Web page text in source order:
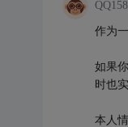
作为
如果
时也
本人